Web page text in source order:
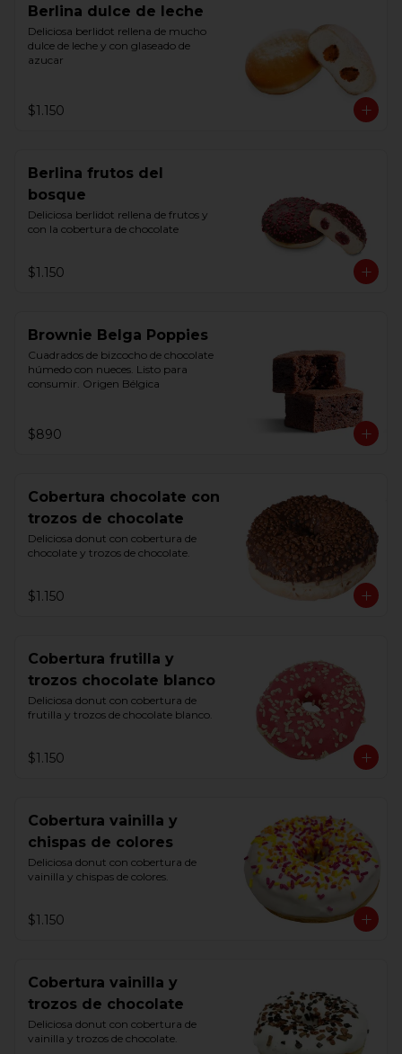
Berlina dulce de leche
Deliciosa berlidot rellena de mucho
dulce de leche y con glaseado de
azucar
$1.150
Berlina frutos del
bosque
Deliciosa berlidot rellena de frutos y
con la cobertura de chocolate
$1.150
Brownie Belga Poppies
Cuadrados de bizcocho de chocolate
húmedo con nueces. Listo para
consumir. Origen Bélgica
$890
Cobertura chocolate con
trozos de chocolate
Deliciosa donut con cobertura de
chocolate y trozos de chocolate.
$1.150
Cobertura frutilla y
trozos chocolate blanco
Deliciosa donut con cobertura de
frutilla y trozos de chocolate blanco.
$1.150
Cobertura vainilla y
chispas de colores
Deliciosa donut con cobertura de
vainilla y chispas de colores.
$1.150
Cobertura vainilla y
trozos de chocolate
Deliciosa donut con cobertura de
vainilla y trozos de chocolate.